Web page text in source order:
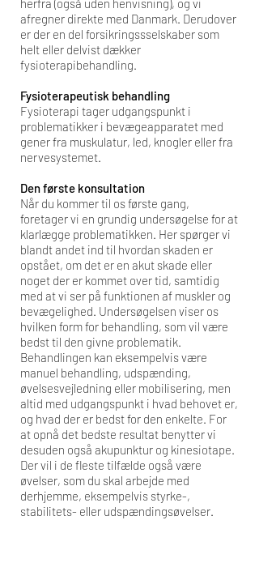
herfra (også uden henvisning), og vi
afregner direkte med Danmark. Derudover
er der en del forsikringssselskaber som
helt eller delvist dækker
fysioterapibehandling.
Fysioterapeutisk behandling
Fysioterapi tager udgangspunkt i
problematikker i bevægeapparatet med
gener fra muskulatur, led, knogler eller fra
nervesystemet.
Den første konsultation
Når du kommer til os første gang,
foretager vi en grundig undersøgelse for at
klarlægge problematikken. Her spørger vi
blandt andet ind til hvordan skaden er
opstået, om det er en akut skade eller
noget der er kommet over tid, samtidig
med at vi ser på funktionen af muskler og
bevægelighed. Undersøgelsen viser os
hvilken form for behandling, som vil være
bedst til den givne problematik.
Behandlingen kan eksempelvis være
manuel behandling, udspænding,
øvelsesvejledning eller mobilisering, men
altid med udgangspunkt i hvad behovet er,
og hvad der er bedst for den enkelte. For
at opnå det bedste resultat benytter vi
desuden også akupunktur og kinesiotape.
Der vil i de fleste tilfælde også være
øvelser, som du skal arbejde med
derhjemme, eksempelvis styrke-,
stabilitets- eller udspændingsøvelser.